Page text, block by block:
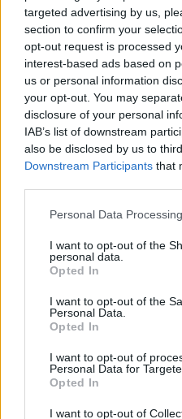
targeted advertising by us,
section to confirm your
opt-out request is processed
interest-based ads based on
us or personal information
your opt-out. You may
disclosure of your personal
IAB’s list of downstream
also be disclosed by us to
Downstream Participants that
Please note that this website/
not limited to your visit or
grant or deny consent to
use your data for below
consent section.
Personal Data
I want to opt-out of the
personal data.
Opted In
I want to opt-out of the
Personal Data.
Opted In
I want to opt-out of
Personal Data for
Opted In
I want to opt-out of
Σχόλια
Τραγωδία στην Πάρο:
4χρονος βρέθηκε νεκρός
σε πισίνα